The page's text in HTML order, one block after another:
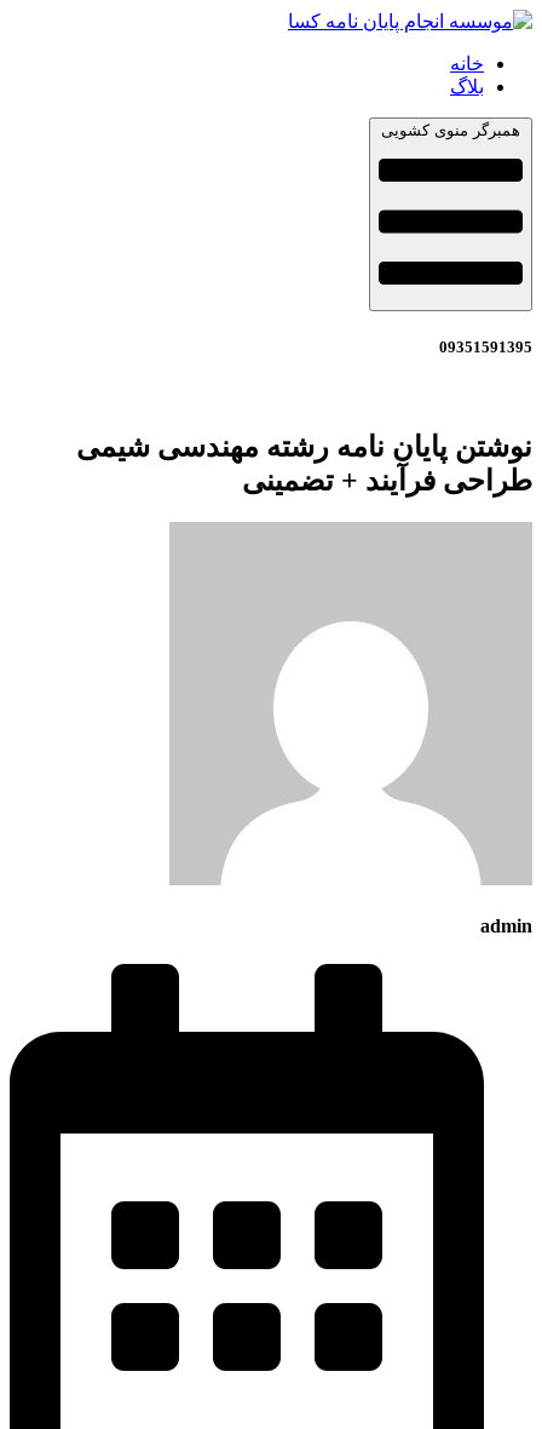
خانه
بلاگ
همبرگر منوی کشویی
09351591395
نوشتن پایان نامه رشته مهندسی شیمی
طراحی فرآیند + تضمینی
admin